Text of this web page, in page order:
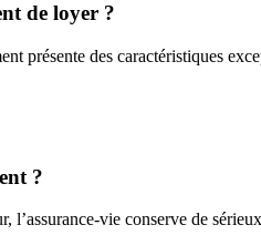
de loyer ?
présente des caractéristiques
?
vie conserve de